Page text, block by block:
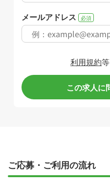
メールアドレス 必須
利用規約
この求人に
ご応募・ご利用の流れ